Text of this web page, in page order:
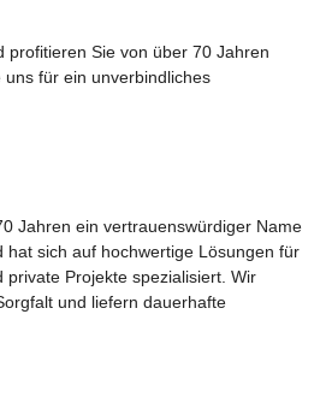
profitieren Sie von über 70 Jahren
für ein unverbindliches
Jahren ein vertrauenswürdiger Name
hat sich auf hochwertige Lösungen für
Projekte spezialisiert. Wir
und liefern dauerhafte